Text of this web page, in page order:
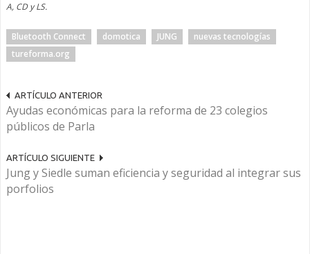
A, CD y LS.
Bluetooth Connect domotica JUNG
nuevas tecnologías
tureforma.org
ARTÍCULO ANTERIOR
Ayudas económicas para la reforma de 23 colegios
públicos de Parla
ARTÍCULO SIGUIENTE
Jung y Siedle suman eficiencia y seguridad al integrar sus
porfolios